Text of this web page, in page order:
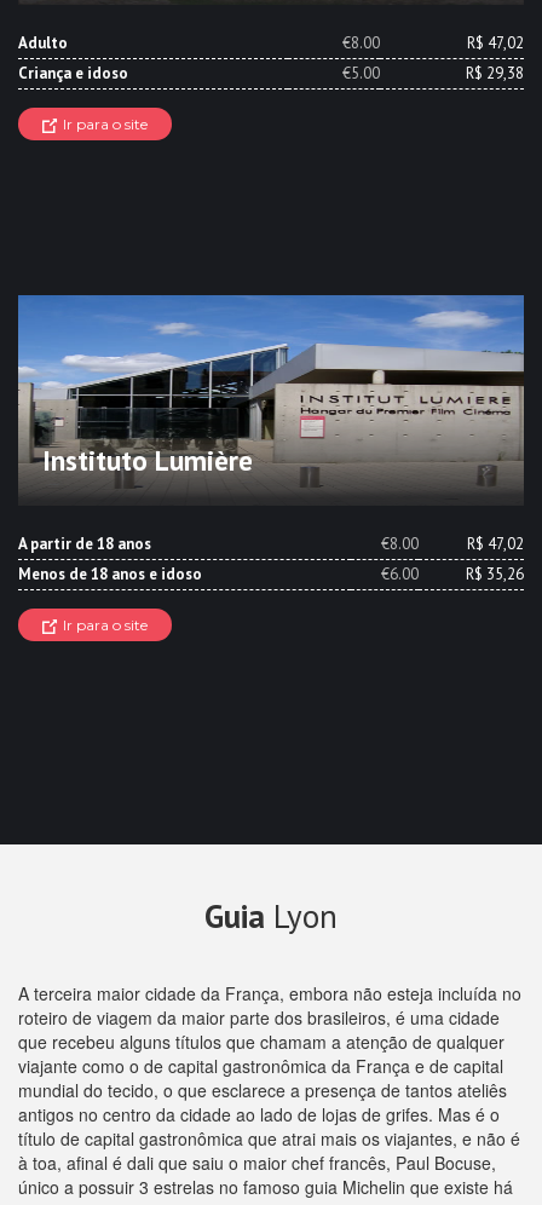
Adulto €8.00
R$ 47,02
Criança e idoso
€5.00 R$ 29,38
Ir para o site
Instituto Lumière
A partir de 18 anos €8.00
R$ 47,02
Menos de 18 anos e idoso
€6.00 R$ 35,26
Ir para o site
Guia Lyon
A terceira maior cidade da França, embora não esteja incluída no
roteiro de viagem da maior parte dos brasileiros, é uma cidade
que recebeu alguns títulos que chamam a atenção de qualquer
viajante como o de capital gastronômica da França e de capital
mundial do tecido, o que esclarece a presença de tantos ateliês
antigos no centro da cidade ao lado de lojas de grifes. Mas é o
título de capital gastronômica que atrai mais os viajantes, e não é
à toa, afinal é dali que saiu o maior chef francês, Paul Bocuse,
único a possuir 3 estrelas no famoso guia Michelin que existe há